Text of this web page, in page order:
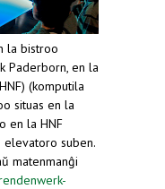
la bistroo
Paderborn, en la
(komputila
situas en la
en la HNF
suben.
matenmanĝi